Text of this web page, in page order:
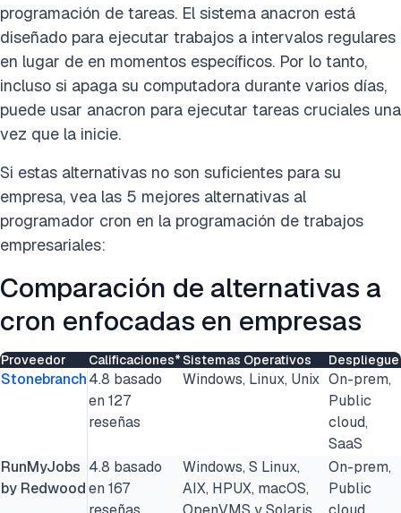
programación de tareas. El sistema anacron está
diseñado para ejecutar trabajos a intervalos regulares
en lugar de en momentos específicos. Por lo tanto,
incluso si apaga su computadora durante varios días,
puede usar anacron para ejecutar tareas cruciales una
vez que la inicie.
Si estas alternativas no son suficientes para su
empresa, vea las 5 mejores alternativas al
programador cron en la programación de trabajos
empresariales:
Comparación de alternativas a
cron enfocadas en empresas
Proveedor Calificaciones* Sistemas Operativos Despliegue
Stonebranch4.8 basado
en 127
reseñas
Windows, Linux, Unix On-prem,
Public
cloud,
SaaS
RunMyJobs
by Redwood
4.8 basado
en 167
Windows, S Linux,
AIX, HPUX, macOS,
On-prem,
Public